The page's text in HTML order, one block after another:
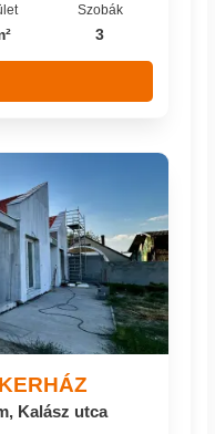
Szobák
3
Kalász utca